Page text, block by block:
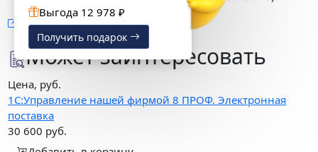
Подробное описание
Может заинтересовать
Цена, руб.
1С:Управление нашей фирмой 8 ПРОФ. Электронная
поставка
30 600 руб.
Выгода 12 978 ₽
Получить подарок